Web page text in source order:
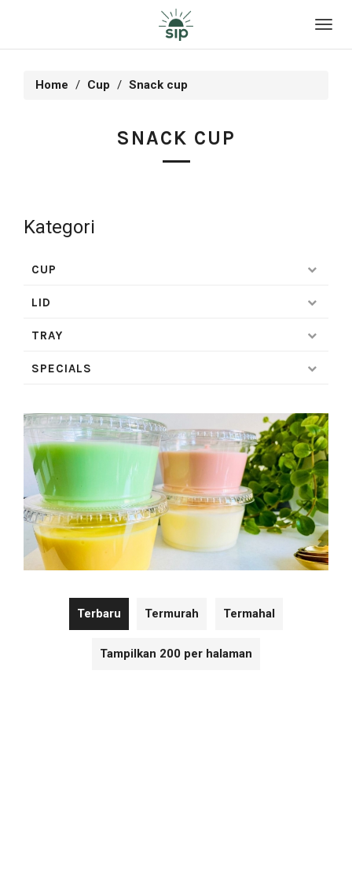
Home Cup Snack cup
SNACK CUP
Kategori
CUP
LID
TRAY
SPECIALS
Terbaru Termurah Termahal
Tampilkan 200 per halaman